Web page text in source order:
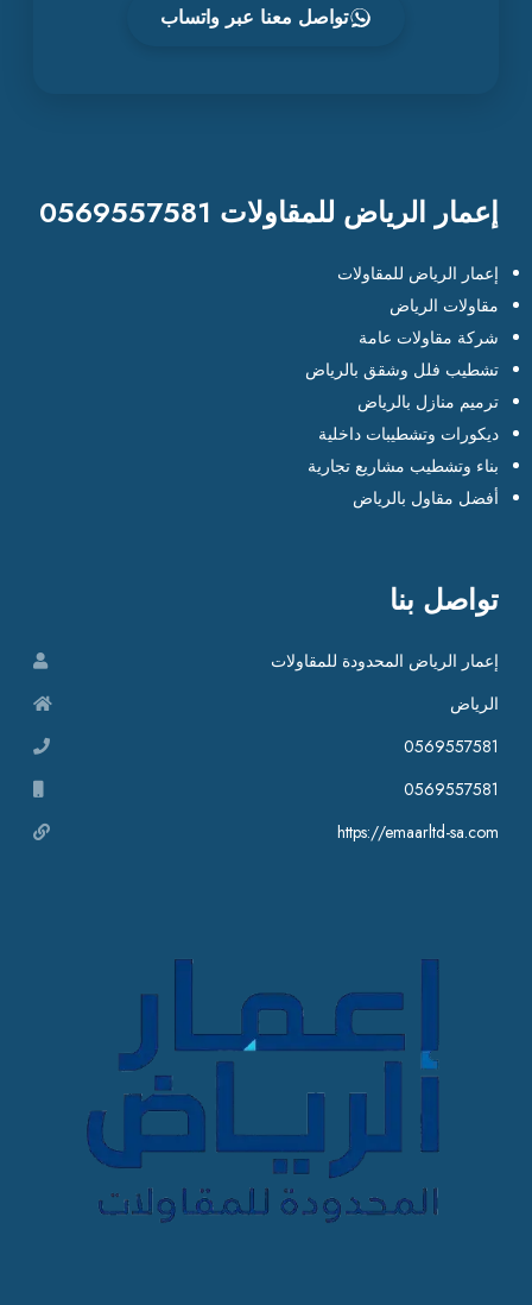
تواصل معنا عبر واتساب
إعمار الرياض للمقاولات 0569557581
إعمار الرياض للمقاولات
مقاولات الرياض
شركة مقاولات عامة
تشطيب فلل وشقق بالرياض
ترميم منازل بالرياض
ديكورات وتشطيبات داخلية
بناء وتشطيب مشاريع تجارية
أفضل مقاول بالرياض
تواصل بنا
إعمار الرياض المحدودة للمقاولات
الرياض
0569557581
0569557581
https://emaarltd-sa.com